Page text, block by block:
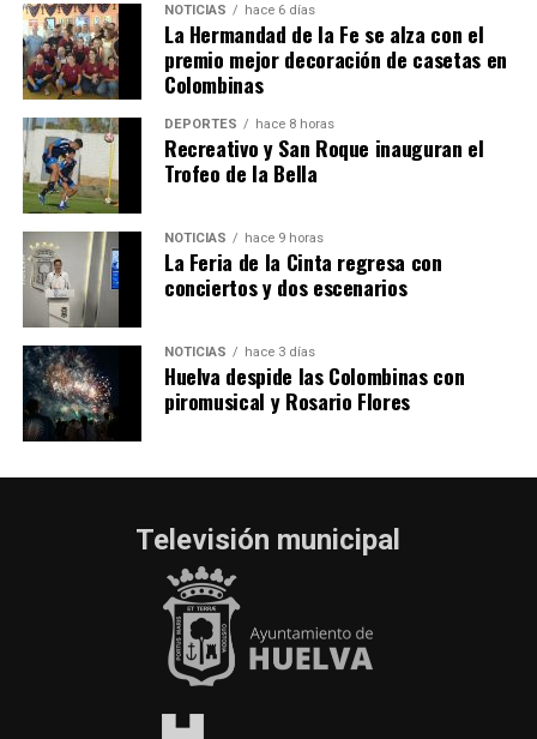
4º DÍA DE LAS FIESTAS COLOMBINAS 2026
hace 6 días· Huelvatv
NOTICIAS hace 6 días
La Hermandad de la Fe se alza con el
premio mejor decoración de casetas en
Colombinas
DEPORTES hace 8 horas
Recreativo y San Roque inauguran el
Trofeo de la Bella
NOTICIAS hace 9 horas
La Feria de la Cinta regresa con
conciertos y dos escenarios
NOTICIAS hace 3 días
Huelva despide las Colombinas con
piromusical y Rosario Flores
Televisión municipal